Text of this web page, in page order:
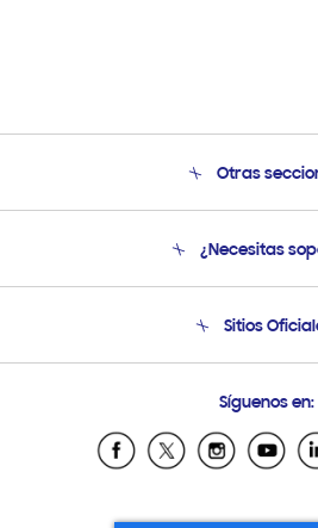
Otras
Soporte
¿Necesitas
Soporte vía
Sitios
Samsung
Samsung El
Síguenos en: